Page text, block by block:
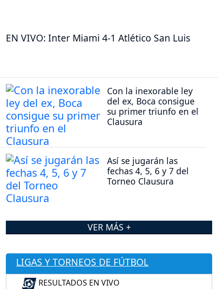
EN VIVO: Inter Miami 4-1 Atlético San Luis
Con la inexorable ley
del ex, Boca consigue
su primer triunfo en el
Clausura
Así se jugarán las
fechas 4, 5, 6 y 7 del
Torneo Clausura
VER MÁS +
LIGAS Y TORNEOS DE FÚTBOL
RESULTADOS EN VIVO